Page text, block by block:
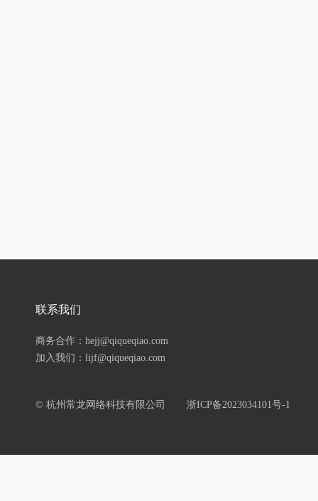
联系我们
商务合作：hejj@qiqueqiao.com
加入我们：lijf@qiqueqiao.com
© 杭州常龙网络科技有限公司 浙ICP备2023034101号-1